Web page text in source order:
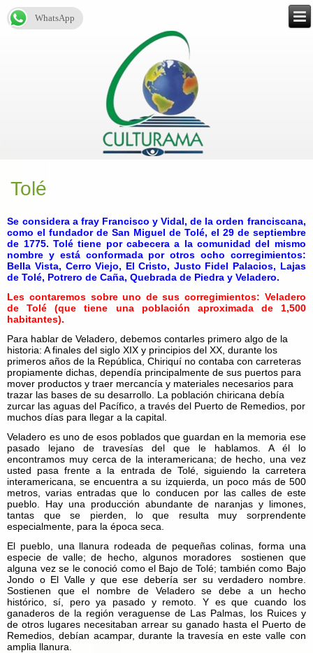
Tolé
Se considera a fray Francisco y Vidal, de la orden franciscana,
como el fundador de San Miguel de Tolé, el 29 de septiembre
de 1775. Tolé tiene por cabecera a la comunidad del mismo
nombre y está conformada por otros ocho corregimientos:
Bella Vista, Cerro Viejo, El Cristo, Justo Fidel Palacios, Lajas
de Tolé, Potrero de Caña, Quebrada de Piedra y Veladero.
Les contaremos sobre uno de sus corregimientos: Veladero
de Tolé (que tiene una población aproximada de 1,500
habitantes).
Para hablar de Veladero, debemos contarles primero algo de la
historia: A finales del siglo XIX y principios del XX, durante los
primeros años de la República, Chiriquí no contaba con carreteras
propiamente dichas, dependía principalmente de sus puertos para
mover productos y traer mercancía y materiales necesarios para
trazar las bases de su desarrollo. La población chiricana debía
zurcar las aguas del Pacífico, a través del Puerto de Remedios, por
muchos días para llegar a la capital.
Veladero es uno de esos poblados que guardan en la memoria ese
pasado lejano de travesías del que le hablamos. A él lo
encontramos muy cerca de la interamericana; de hecho, una vez
usted pasa frente a la entrada de Tolé, siguiendo la carretera
interamericana, se encuentra a su izquierda, un poco más de 500
metros, varias entradas que lo conducen por las calles de este
pueblo. Hay una producción abundante de naranjas y limones,
tantas que se pierden, lo que resulta muy sorprendente
especialmente, para la época seca.
El pueblo, una llanura rodeada de pequeñas colinas, forma una
especie de valle; de hecho, algunos moradores sostienen que
alguna vez se le conoció como el Bajo de Tolé; también como Bajo
Jondo o El Valle y que ese debería ser su verdadero nombre.
Sostienen que el nombre de Veladero se debe a un hecho
histórico, sí, pero ya pasado y remoto. Y es que cuando los
ganaderos de la región veraguense de Las Palmas, los Ruices y
de otros lugares necesitaban arrear su ganado hasta el Puerto de
Remedios, debían acampar, durante la travesía en este valle con
amplia llanura.
WhatsApp